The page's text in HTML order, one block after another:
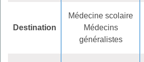
Destination
Médecine scolaire
Médecins
généralistes